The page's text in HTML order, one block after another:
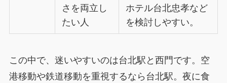
さを両立し
たい人
ホテル台北忠孝など
を検討しやすい。
この中で、迷いやすいのは台北駅と西門です。空
港移動や鉄道移動を重視するなら台北駅。夜に食